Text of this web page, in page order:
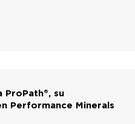
su
Performance Minerals